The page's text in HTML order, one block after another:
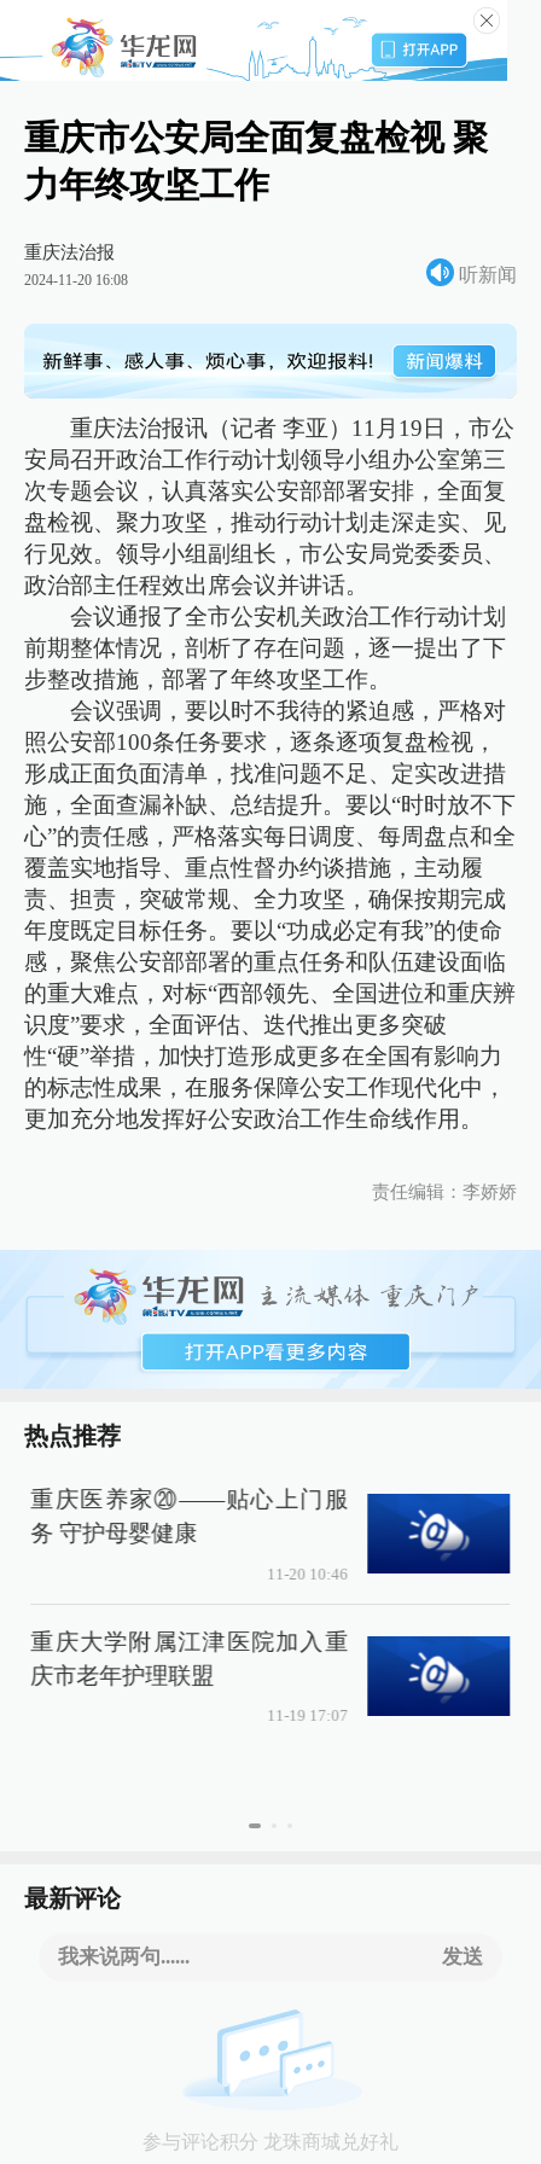
重庆市公安局全面复盘检视 聚
力年终攻坚工作
重庆法治报
2024-11-20 16:08 听新闻
重庆法治报讯（记者 李亚）11月19日，市公
安局召开政治工作行动计划领导小组办公室第三
次专题会议，认真落实公安部部署安排，全面复
盘检视、聚力攻坚，推动行动计划走深走实、见
行见效。领导小组副组长，市公安局党委委员、
政治部主任程效出席会议并讲话。
会议通报了全市公安机关政治工作行动计划
前期整体情况，剖析了存在问题，逐一提出了下
步整改措施，部署了年终攻坚工作。
会议强调，要以时不我待的紧迫感，严格对
照公安部100条任务要求，逐条逐项复盘检视，
形成正面负面清单，找准问题不足、定实改进措
施，全面查漏补缺、总结提升。要以“时时放不下
心”的责任感，严格落实每日调度、每周盘点和全
覆盖实地指导、重点性督办约谈措施，主动履
责、担责，突破常规、全力攻坚，确保按期完成
年度既定目标任务。要以“功成必定有我”的使命
感，聚焦公安部部署的重点任务和队伍建设面临
的重大难点，对标“西部领先、全国进位和重庆辨
识度”要求，全面评估、迭代推出更多突破
性“硬”举措，加快打造形成更多在全国有影响力
的标志性成果，在服务保障公安工作现代化中，
更加充分地发挥好公安政治工作生命线作用。
责任编辑：李娇娇
热点推荐
重庆医养家⑳——贴心上门服
务 守护母婴健康
11-20 10:46
重庆大学附属江津医院加入重
庆市老年护理联盟
11-19 17:07
最新评论
我来说两句...... 发送
参与评论积分 龙珠商城兑好礼